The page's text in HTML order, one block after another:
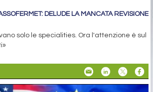
DELUDE LA MANCATA REVISIONE
solo le specialities. Ora l'attenzione è sul